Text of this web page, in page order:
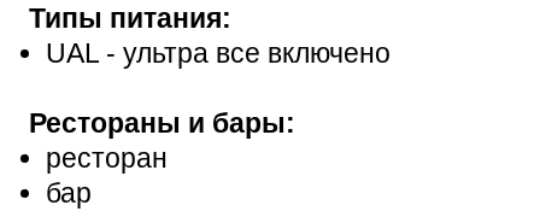
Типы питания:
UAL - ультра все включено
Рестораны и бары:
ресторан
бар